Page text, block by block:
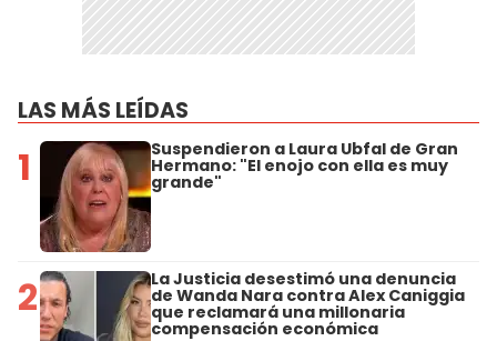
LAS MÁS LEÍDAS
1 Suspendieron a Laura Ubfal de Gran
Hermano: "El enojo con ella es muy
grande"
2 La Justicia desestimó una denuncia
de Wanda Nara contra Alex Caniggia
que reclamará una millonaria
compensación económica